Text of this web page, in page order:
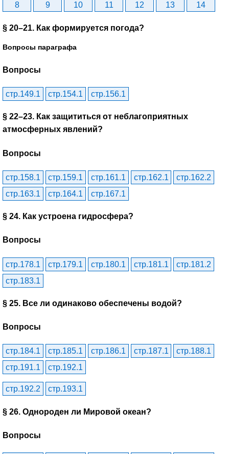
8
9 10 11 12 13 14
§ 20–21. Как формируется погода?
Вопросы параграфа
Вопросы
стр.149.1 стр.154.1 стр.156.1
§ 22–23. Как защититься от неблагоприятных
атмосферных явлений?
Вопросы
стр.158.1 стр.159.1 стр.161.1 стр.162.1
стр.162.2
стр.163.1
стр.164.1 стр.167.1
§ 24. Как устроена гидросфера?
Вопросы
стр.178.1 стр.179.1 стр.180.1 стр.181.1
стр.181.2
стр.183.1
§ 25. Все ли одинаково обеспечены водой?
Вопросы
стр.184.1 стр.185.1 стр.186.1 стр.187.1
стр.188.1
стр.191.1
стр.192.1
стр.192.2 стр.193.1
§ 26. Однороден ли Мировой океан?
Вопросы